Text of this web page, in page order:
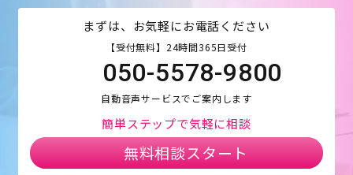
まずは、お気軽にお電話ください
【受付無料】24時間365日受付
050-5578-9800
自動音声サービスでご案内します
簡単ステップで気軽に相談
無料相談スタート